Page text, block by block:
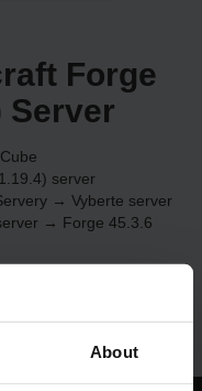
About
Forge
Server
server
→ Vyberte server
→ Forge 45.3.6